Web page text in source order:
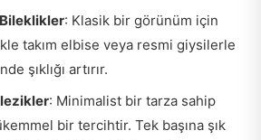
: Klasik bir görünüm için
takım elbise veya resmi giysilerle
şıklığı artırır.
: Minimalist bir tarza sahip
bir tercihtir. Tek başına şık